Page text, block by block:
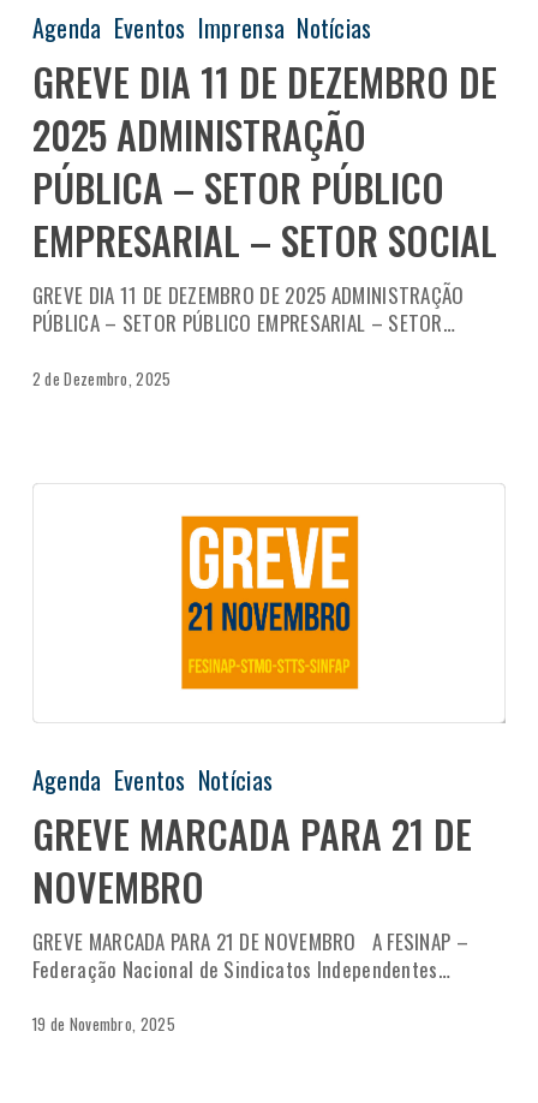
Agenda Eventos Imprensa Notícias
GREVE DIA 11 DE DEZEMBRO DE
2025 ADMINISTRAÇÃO
PÚBLICA – SETOR PÚBLICO
EMPRESARIAL – SETOR SOCIAL
GREVE DIA 11 DE DEZEMBRO DE 2025 ADMINISTRAÇÃO
PÚBLICA – SETOR PÚBLICO EMPRESARIAL – SETOR…
2 de Dezembro, 2025
Agenda Eventos Notícias
GREVE MARCADA PARA 21 DE
NOVEMBRO
GREVE MARCADA PARA 21 DE NOVEMBRO A FESINAP –
Federação Nacional de Sindicatos Independentes…
19 de Novembro, 2025